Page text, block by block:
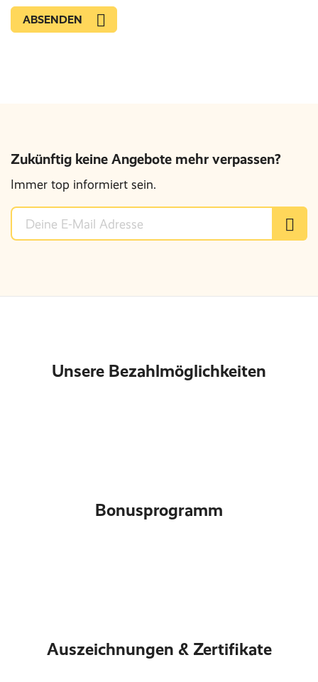
Zukünftig keine Angebote mehr verpassen?
Immer top informiert sein.
Unsere Bezahlmöglichkeiten
Bonusprogramm
Auszeichnungen & Zertifikate